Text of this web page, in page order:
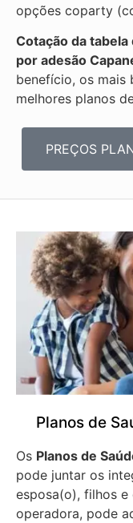
opções coparty
Cotação da
por adesão
benefício, os mais
melhores planos
PREÇOS
Planos de
Os Planos de
pode juntar os
esposa(o), filhos
operadora, pode